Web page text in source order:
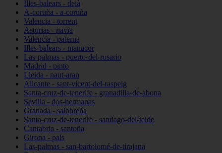
Illes-balears - deià
A-coruña - a-coruña
Valencia - torrent
Asturias - navia
Valencia - paterna
Illes-balears - manacor
Las-palmas - puerto-del-rosario
Madrid - pinto
Lleida - naut-aran
Alicante - sant-vicent-del-raspeig
Santa-cruz-de-tenerife - granadilla-de-abona
Sevilla - dos-hermanas
Granada - salobreña
Santa-cruz-de-tenerife - santiago-del-teide
Cantabria - santoña
Girona - pals
Las-palmas - san-bartolomé-de-tirajana